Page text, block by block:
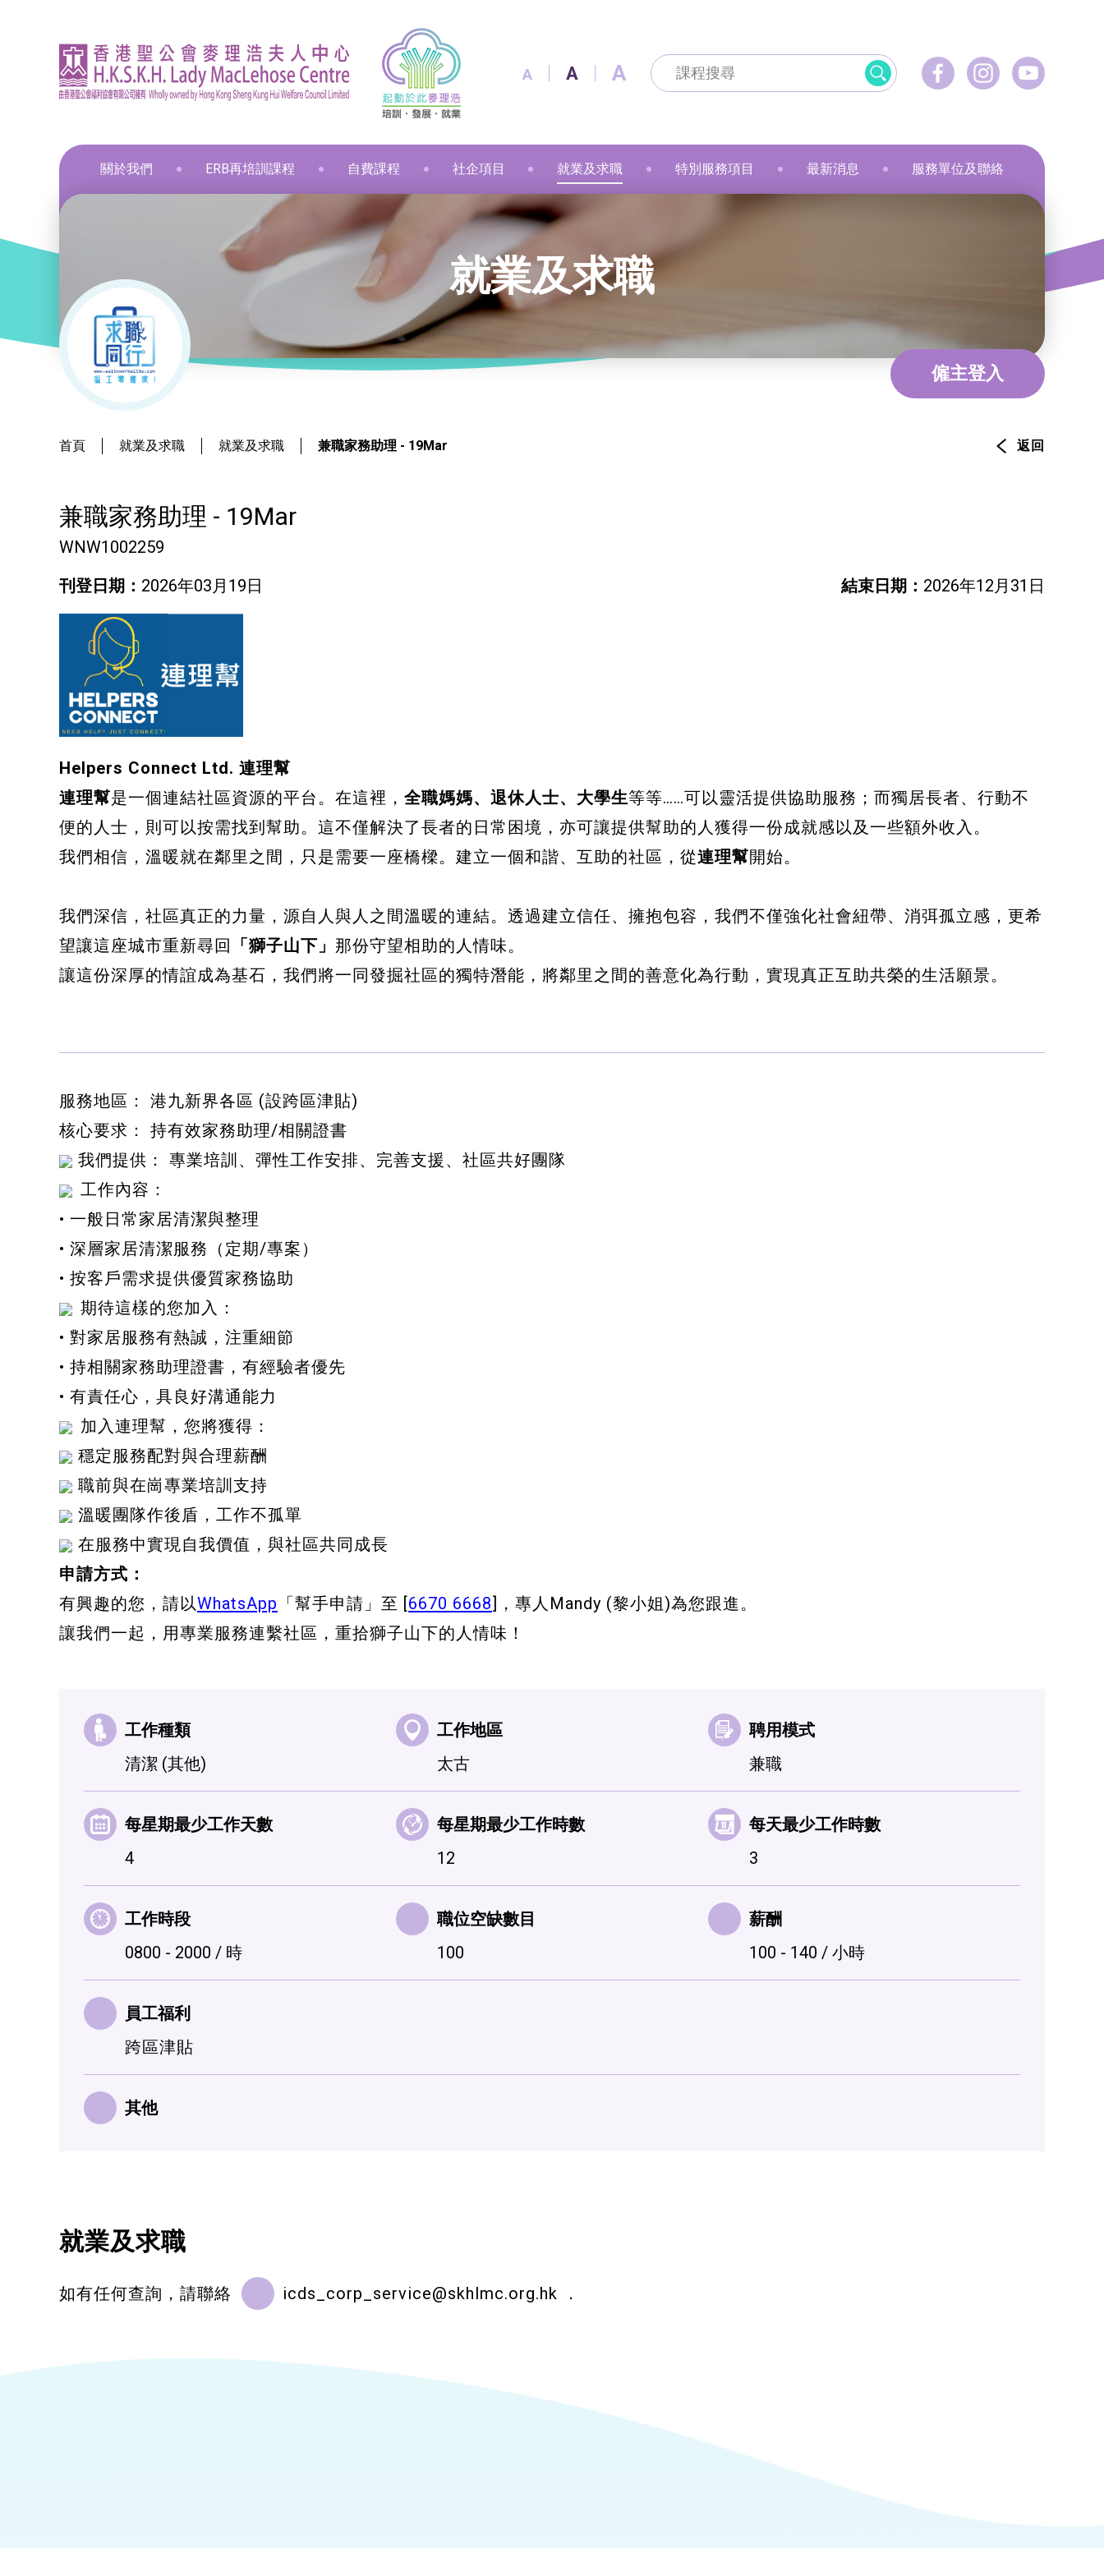
A A A
關於我們
葵涌區 – 工商業社會服務部
葵涌邨旭葵樓 - 葵涌社區服務中心
青衣區 – 青衣綜合服務中心
荃灣區 – 梨木樹綜合服務中心
ERB再培訓課程
資訊及通訊科技 金融財務
中醫保健
美容 美髮
酒店 教育康體
印刷及出版 個人素養
職業語文 健康護理
旅遊
技能提升課程
飲食 美容
中醫保健 健康護理
物業管理及保安 社會服務
商業 環境服務
少數族裔人士課程
飲食 職業語文
通用技能 職業語文
飲食 商業
ERB服務點
ERB資訊
自費課程
髮型改造 動物保健
手語課程
急救課程
化妝 美容
布藝手工
布藝製作 車縫
花藝手工
保鮮花手作 押花手作
新春注連繩
寵物護理及美容
寵物行為訓練
寵物急救
藝術分享
和諧粉彩 蠟燭
健康運動
身心靈健康
星際漫遊 小廚神學堂
和諧粉彩畫(兒童) Sweet Heart 甜品工房
社企項目
寵愛軒
麥理浩餐廳
融藝工房
融藝坊
就業及求職
就業及求職
最新資訊 / 招聘會
求職錦囊
僱主及企業服務
特別服務項目 最新消息 服務單位及聯絡
就業及求職
僱主登入
首頁 就業及求職 就業及求職 兼職家務助理 - 19Mar 返回
兼職家務助理 - 19Mar
WNW1002259
刊登日期： 2026年03月19日 結束日期： 2026年12月31日
Helpers Connect Ltd. 連理幫
連理幫是一個連結社區資源的平台。在這裡， 全職媽媽、退休人士、大學生等等……可以靈活提供協助服務；而獨居長者、行動不
便的人士，則可以按需找到幫助。這不僅解決了長者的日常困境，亦可讓提供幫助的人獲得一份成就感以及一些額外收入。
我們相信，溫暖就在鄰里之間，只是需要一座橋樑。建立一個和諧、互助的社區，從連理幫開始。
我們深信，社區真正的力量，源自人與人之間溫暖的連結。透過建立信任、擁抱包容，我們不僅強化社會紐帶、消弭孤立感，更希
望讓這座城市重新尋回
「獅子山下」 那份守望相助的人情味。
讓這份深厚的情誼成為基石，我們將一同發掘社區的獨特潛能，將鄰里之間的善意化為行動，實現真正互助共榮的生活願景。
服務地區： 港九新界各區 (設跨區津貼)
核心要求： 持有效家務助理/相關證書
我們提供： 專業培訓、彈性工作安排、完善支援、社區共好團隊
工作內容：
• 一般日常家居清潔與整理
• 深層家居清潔服務（定期/專案）
• 按客戶需求提供優質家務協助
期待這樣的您加入：
• 對家居服務有熱誠，注重細節
• 持相關家務助理證書，有經驗者優先
• 有責任心，具良好溝通能力
加入連理幫，您將獲得：
穩定服務配對與合理薪酬
職前與在崗專業培訓支持
溫暖團隊作後盾，工作不孤單
在服務中實現自我價值，與社區共同成長
申請方式：
有興趣的您，請以WhatsApp 「幫手申請」至 [6670 6668]，專人Mandy (黎小姐)為您跟進。
讓我們一起，用專業服務連繫社區，重拾獅子山下的人情味！
工作種類
清潔 (其他)
工作地區
太古
聘用模式
兼職
每星期最少工作天數
4
每星期最少工作時數
12
每天最少工作時數
3
工作時段
0800 - 2000 / 時
職位空缺數目
100
薪酬
100 - 140 / 小時
員工福利
跨區津貼
其他
就業及求職
如有任何查詢，請聯絡 icds_corp_service@skhlmc.org.hk ．